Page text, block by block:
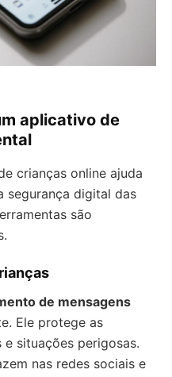
aplicativo de
crianças online ajuda
segurança digital das
são
de mensagens
Ele protege as
situações perigosas.
nas redes sociais e